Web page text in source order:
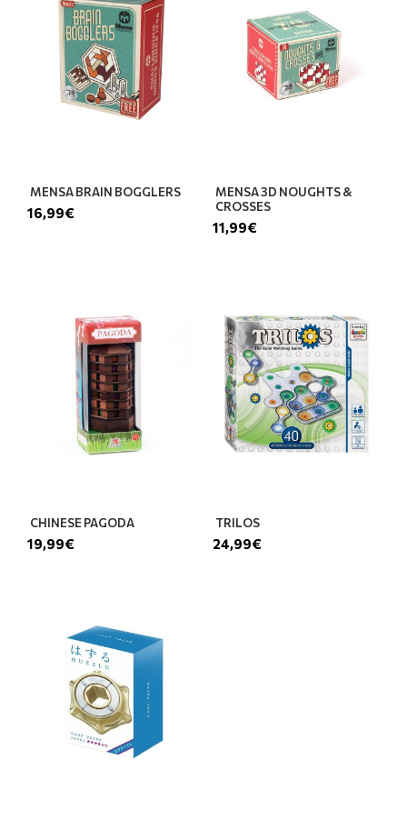
MENSA BRAIN BOGGLERS
16,99€
MENSA 3D NOUGHTS &
CROSSES
11,99€
CHINESE PAGODA
19,99€
TRILOS
24,99€